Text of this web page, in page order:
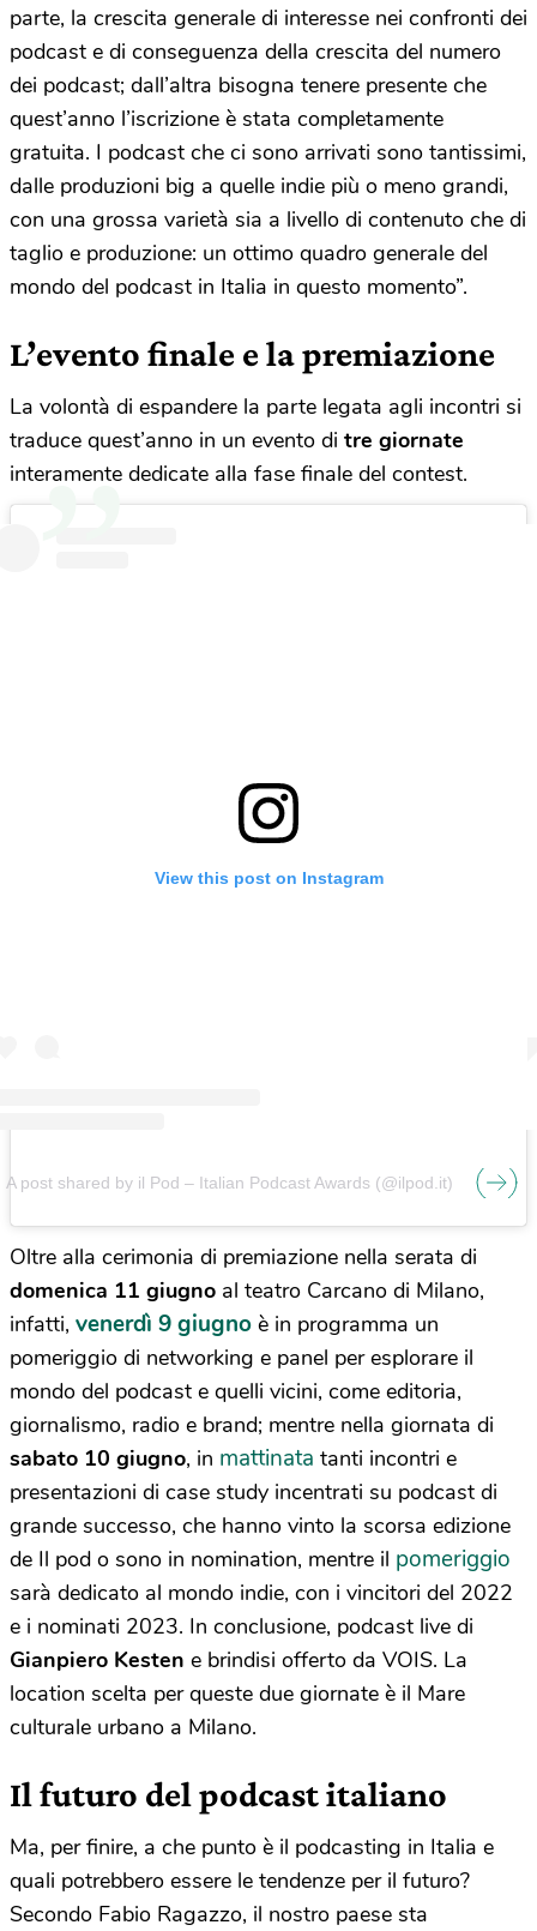
parte, la crescita generale di interesse nei confronti dei
podcast e di conseguenza della crescita del numero
dei podcast; dall’altra bisogna tenere presente che
quest’anno l’iscrizione è stata completamente
gratuita. I podcast che ci sono arrivati sono tantissimi,
dalle produzioni big a quelle indie più o meno grandi,
con una grossa varietà sia a livello di contenuto che di
taglio e produzione: un ottimo quadro generale del
mondo del podcast in Italia in questo momento”.
L’evento finale e la premiazione
La volontà di espandere la parte legata agli incontri si
traduce quest’anno in un evento di tre giornate
interamente dedicate alla fase finale del contest.
View this post on Instagram
A post shared by il Pod – Italian Podcast Awards (@ilpod.it)
Oltre alla cerimonia di premiazione nella serata di
domenica 11 giugno al teatro Carcano di Milano,
infatti, venerdì 9 giugno è in programma un
pomeriggio di networking e panel per esplorare il
mondo del podcast e quelli vicini, come editoria,
giornalismo, radio e brand; mentre nella giornata di
sabato 10 giugno, in mattinata tanti incontri e
presentazioni di case study incentrati su podcast di
grande successo, che hanno vinto la scorsa edizione
de Il pod o sono in nomination, mentre il pomeriggio
sarà dedicato al mondo indie, con i vincitori del 2022
e i nominati 2023. In conclusione, podcast live di
Gianpiero Kesten e brindisi offerto da VOIS. La
location scelta per queste due giornate è il Mare
culturale urbano a Milano.
Il futuro del podcast italiano
Ma, per finire, a che punto è il podcasting in Italia e
quali potrebbero essere le tendenze per il futuro?
Secondo Fabio Ragazzo, il nostro paese sta